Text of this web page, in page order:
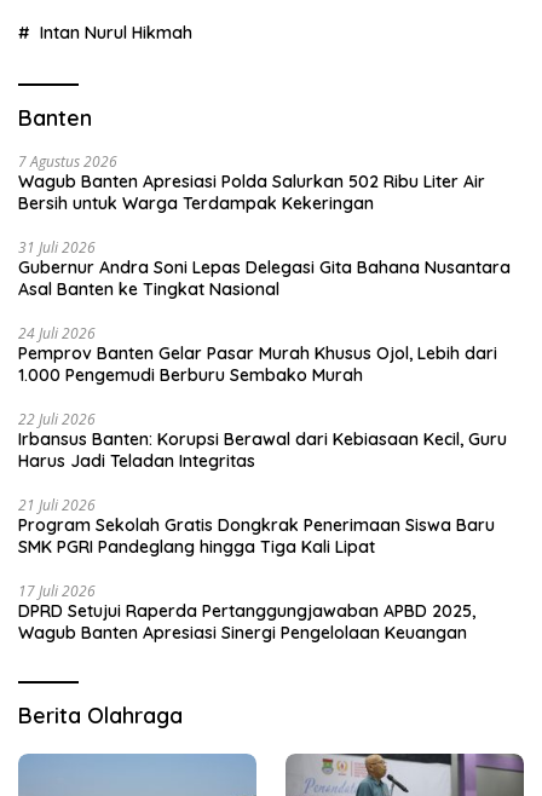
Intan Nurul Hikmah
Banten
7 Agustus 2026
Wagub Banten Apresiasi Polda Salurkan 502 Ribu Liter Air
Bersih untuk Warga Terdampak Kekeringan
31 Juli 2026
Gubernur Andra Soni Lepas Delegasi Gita Bahana Nusantara
Asal Banten ke Tingkat Nasional
24 Juli 2026
Pemprov Banten Gelar Pasar Murah Khusus Ojol, Lebih dari
1.000 Pengemudi Berburu Sembako Murah
22 Juli 2026
Irbansus Banten: Korupsi Berawal dari Kebiasaan Kecil, Guru
Harus Jadi Teladan Integritas
21 Juli 2026
Program Sekolah Gratis Dongkrak Penerimaan Siswa Baru
SMK PGRI Pandeglang hingga Tiga Kali Lipat
17 Juli 2026
DPRD Setujui Raperda Pertanggungjawaban APBD 2025,
Wagub Banten Apresiasi Sinergi Pengelolaan Keuangan
Berita Olahraga